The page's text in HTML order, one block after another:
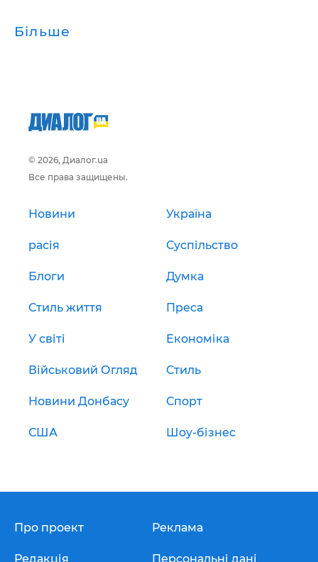
Більше
© 2026, Диалог.ua
Все права защищены.
Новини Україна
расія Суспільство
Блоги Думка
Стиль життя Преса
У світі Економіка
Військовий Огляд Стиль
Новини Донбасу Спорт
США Шоу-бізнес
Про проект
Редакція
Реклама
Персональні дані